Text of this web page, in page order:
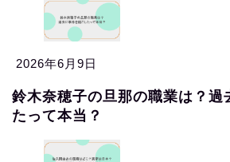
2026年6月9日
鈴木奈穂子の旦那の職業は？過
たって本当？